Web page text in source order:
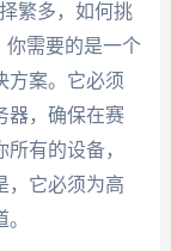
繁多，如何挑
你需要的是一个
方案。它必须
器，确保在赛
有的设备，
，它必须为高